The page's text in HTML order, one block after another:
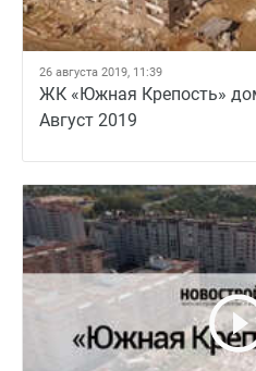
26 августа 2019, 11:39
ЖК «Южная Крепость»
Август 2019